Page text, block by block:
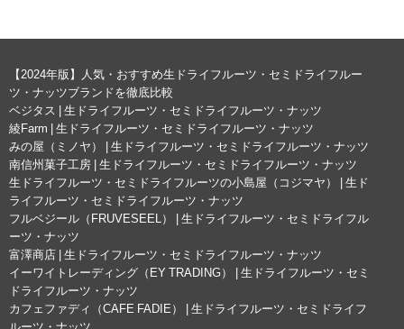
【2024年版】人気・おすすめ生ドライフルーツ・セミドライフルー
ツ・ナッツブランドを徹底比較
ベジタス | 生ドライフルーツ・セミドライフルーツ・ナッツ
綾Farm | 生ドライフルーツ・セミドライフルーツ・ナッツ
みの屋（ミノヤ） | 生ドライフルーツ・セミドライフルーツ・ナッツ
南信州菓子工房 | 生ドライフルーツ・セミドライフルーツ・ナッツ
生ドライフルーツ・セミドライフルーツの小島屋（コジマヤ） | 生ド
ライフルーツ・セミドライフルーツ・ナッツ
フルベジール（FRUVESEEL） | 生ドライフルーツ・セミドライフル
ーツ・ナッツ
富澤商店 | 生ドライフルーツ・セミドライフルーツ・ナッツ
イーワイトレーディング（EY TRADING） | 生ドライフルーツ・セミ
ドライフルーツ・ナッツ
カフェファディ（CAFE FADIE） | 生ドライフルーツ・セミドライフ